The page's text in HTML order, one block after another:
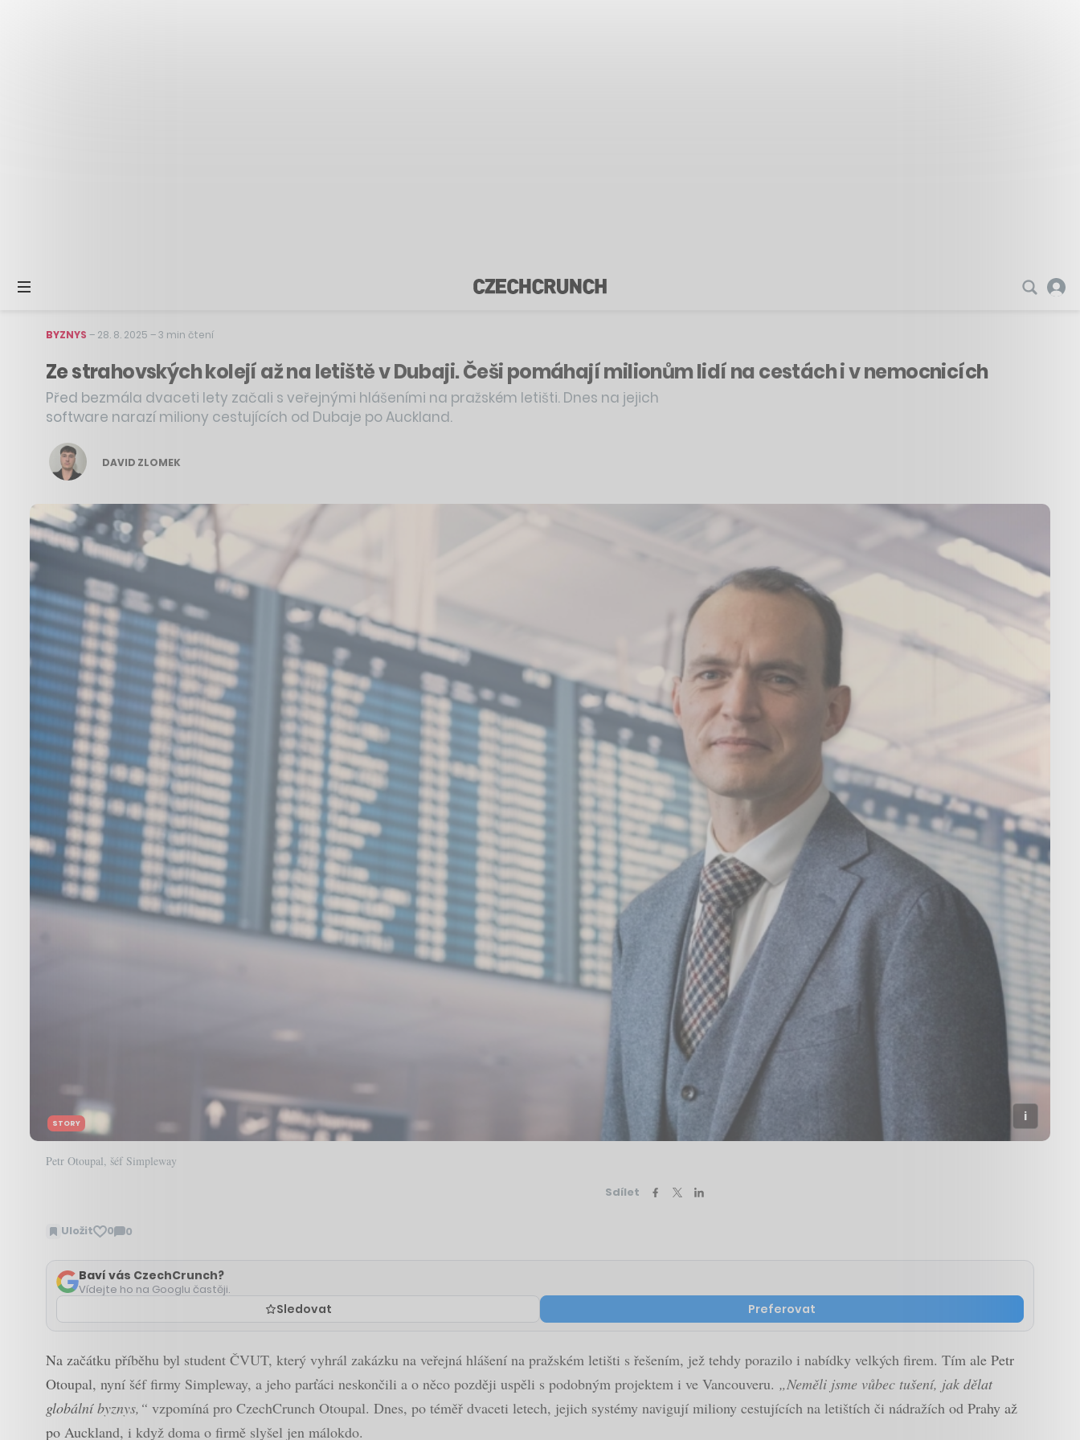
BYZNYS – 28. 8. 2025 –3 min čtení
Ze strahovských kolejí až na letiště v Dubaji. Češi pomáhají milionům lidí na cestách i v nemocnicích
Před bezmála dvaceti lety začali s veřejnými hlášeními na pražském letišti. Dnes na jejich
software narazí miliony cestujících od Dubaje po Auckland.
DAVID ZLOMEK
STORY
Petr Otoupal, šéf Simpleway
Sdílet
Uložit 0 0
Zobrazit
Baví vás CzechCrunch?
Vídejte ho na Googlu častěji.
Sledovat Preferovat
Na začátku příběhu byl student ČVUT, který vyhrál zakázku na veřejná hlášení na pražském letišti s řešením, jež tehdy porazilo i nabídky velkých firem. Tím ale Petr
Otoupal, nyní šéf firmy Simpleway, a jeho parťáci neskončili a o něco později uspěli s podobným projektem i ve Vancouveru. „Neměli jsme vůbec tušení, jak dělat
globální byznys,“ vzpomíná pro CzechCrunch Otoupal. Dnes, po téměř dvaceti letech, jejich systémy navigují miliony cestujících na letištích či nádražích od Prahy až
po Auckland, i když doma o firmě slyšel jen málokdo.